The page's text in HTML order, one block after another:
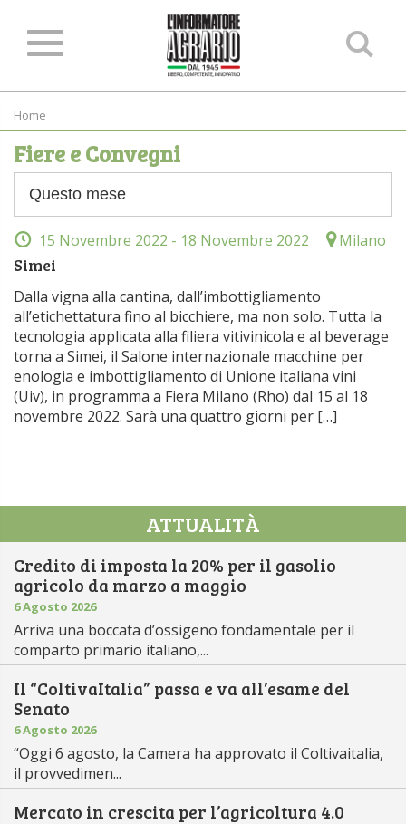
Home
Fiere e Convegni
15 Novembre 2022 - 18 Novembre 2022 Milano
Simei
Dalla vigna alla cantina, dall’imbottigliamento
all’etichettatura fino al bicchiere, ma non solo. Tutta la
tecnologia applicata alla filiera vitivinicola e al beverage
torna a Simei, il Salone internazionale macchine per
enologia e imbottigliamento di Unione italiana vini
(Uiv), in programma a Fiera Milano (Rho) dal 15 al 18
novembre 2022. Sarà una quattro giorni per […]
ATTUALITÀ
Credito di imposta la 20% per il gasolio
agricolo da marzo a maggio
6 Agosto 2026
Arriva una boccata d’ossigeno fondamentale per il
comparto primario italiano,...
Il “ColtivaItalia” passa e va all’esame del
Senato
6 Agosto 2026
“Oggi 6 agosto, la Camera ha approvato il Coltivaitalia,
il provvedimen...
Mercato in crescita per l’agricoltura 4.0